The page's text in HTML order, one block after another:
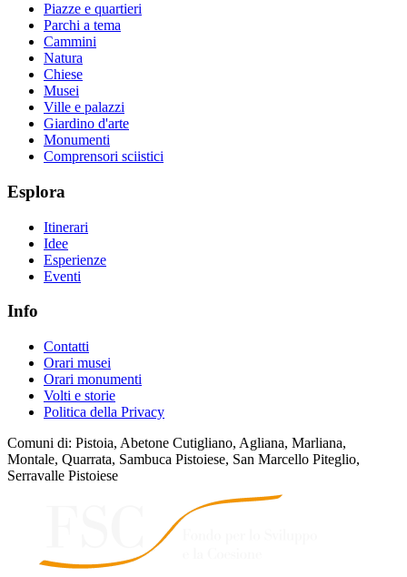
Piazze e quartieri
Parchi a tema
Cammini
Natura
Chiese
Musei
Ville e palazzi
Giardino d'arte
Monumenti
Comprensori sciistici
Esplora
Itinerari
Idee
Esperienze
Eventi
Info
Contatti
Orari musei
Orari monumenti
Volti e storie
Politica della Privacy
Comuni di: Pistoia, Abetone Cutigliano, Agliana, Marliana,
Montale, Quarrata, Sambuca Pistoiese, San Marcello Piteglio,
Serravalle Pistoiese